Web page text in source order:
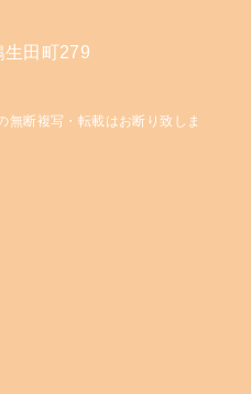
田町279
無断複写・転載はお断り致しま